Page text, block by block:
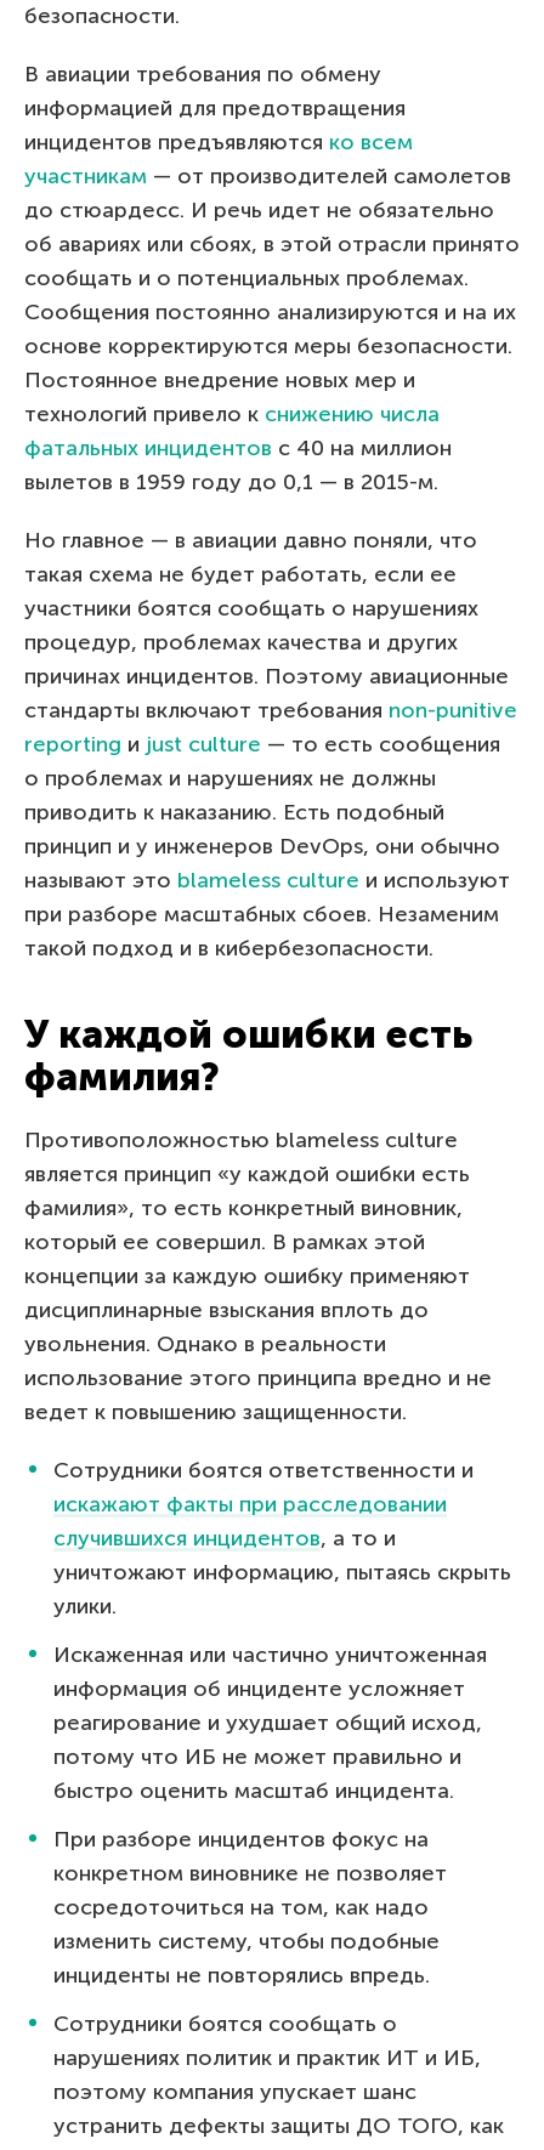
безопасности.
В авиации требования по обмену
информацией для предотвращения
инцидентов предъявляются ко всем
участникам — от производителей самолетов
до стюардесс. И речь идет не обязательно
об авариях или сбоях, в этой отрасли принято
сообщать и о потенциальных проблемах.
Сообщения постоянно анализируются и на их
основе корректируются меры безопасности.
Постоянное внедрение новых мер и
технологий привело к снижению числа
фатальных инцидентов с 40 на миллион
вылетов в 1959 году до 0,1 — в 2015-м.
Но главное — в авиации давно поняли, что
такая схема не будет работать, если ее
участники боятся сообщать о нарушениях
процедур, проблемах качества и других
причинах инцидентов. Поэтому авиационные
стандарты включают требования non-punitive
reporting и just culture — то есть сообщения
о проблемах и нарушениях не должны
приводить к наказанию. Есть подобный
принцип и у инженеров DevOps, они обычно
называют это blameless culture и используют
при разборе масштабных сбоев. Незаменим
такой подход и в кибербезопасности.
У каждой ошибки есть
фамилия?
Противоположностью blameless culture
является принцип «у каждой ошибки есть
фамилия», то есть конкретный виновник,
который ее совершил. В рамках этой
концепции за каждую ошибку применяют
дисциплинарные взыскания вплоть до
увольнения. Однако в реальности
использование этого принципа вредно и не
ведет к повышению защищенности.
Сотрудники боятся ответственности и
искажают факты при расследовании
случившихся инцидентов, а то и
уничтожают информацию, пытаясь скрыть
улики.
Искаженная или частично уничтоженная
информация об инциденте усложняет
реагирование и ухудшает общий исход,
потому что ИБ не может правильно и
быстро оценить масштаб инцидента.
При разборе инцидентов фокус на
конкретном виновнике не позволяет
сосредоточиться на том, как надо
изменить систему, чтобы подобные
инциденты не повторялись впредь.
Сотрудники боятся сообщать о
нарушениях политик и практик ИТ и ИБ,
поэтому компания упускает шанс
устранить дефекты защиты ДО ТОГО, как